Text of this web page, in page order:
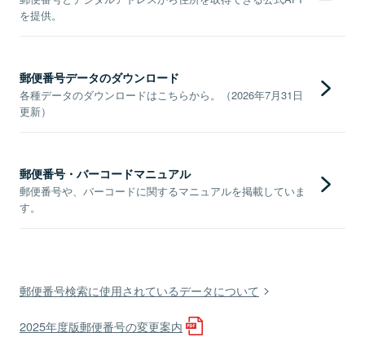
を提供。
郵便番号データのダウンロード
各種データのダウンロードはこちらから。（2026年7月31日
更新）
郵便番号・バーコードマニュアル
郵便番号や、バーコードに関するマニュアルを掲載していま
す。
郵便番号検索に使用されているデータについて
2025年度版郵便番号の変更案内